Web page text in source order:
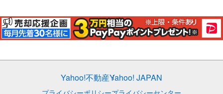
Yahoo!不動産Yahoo! JAPAN